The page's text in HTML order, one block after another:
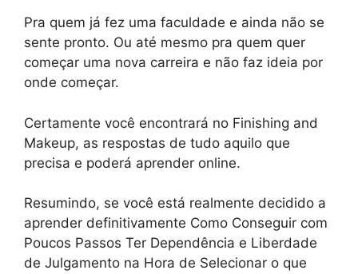
Pra quem já fez uma faculdade e ainda não se
sente pronto. Ou até mesmo pra quem quer
começar uma nova carreira e não faz ideia por
onde começar.
Certamente você encontrará no Finishing and
Makeup, as respostas de tudo aquilo que
precisa e poderá aprender online.
Resumindo, se você está realmente decidido a
aprender definitivamente Como Conseguir com
Poucos Passos Ter Dependência e Liberdade
de Julgamento na Hora de Selecionar o que